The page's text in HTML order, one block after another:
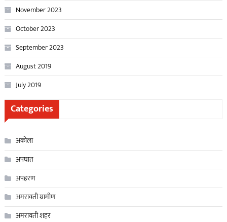
November 2023
October 2023
September 2023
August 2019
July 2019
Categories
अकोला
अपघात
अपहरण
अमरावती ग्रामीण
अमरावती शहर